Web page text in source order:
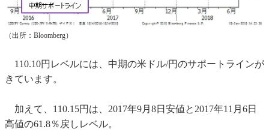
（出所：Bloomberg）
110.10円レベルには、中期の米ドル/円のサポートラインが
きています。
加えて、110.15円は、2017年9月8日安値と2017年11月6日
高値の61.8％戻しレベル。